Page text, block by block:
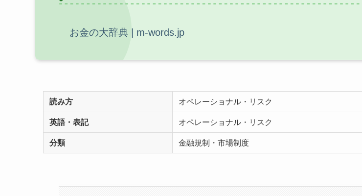
読み方 オペレーショナル・リスク
英語・表記 オペレーショナル・リスク
分類 金融規制・市場制度